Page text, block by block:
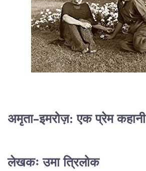
अमृता-इमरोज़: एक प्रेम कहानी
लेखकः उमा त्रिलोक